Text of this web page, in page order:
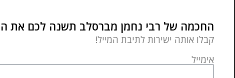
החכמה של רבי נחמן מברסלב תשנה לכם את
קבלו אותה ישירות לתיבת המייל!
אימייל